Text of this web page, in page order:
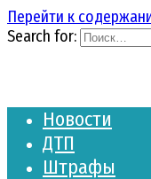
Перейти к
Search for:
Новости
ДТП
Штрафы